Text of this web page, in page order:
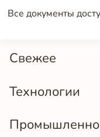
Свежее
Технологии
Все документы